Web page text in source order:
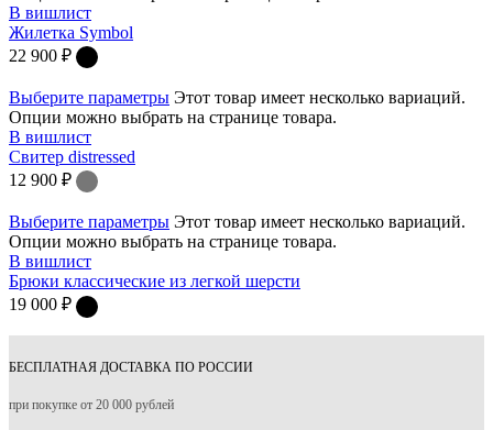
В вишлист
Жилетка Symbol
22 900 ₽
Выберите параметры Этот товар имеет несколько вариаций.
Опции можно выбрать на странице товара.
В вишлист
Свитер distressed
12 900 ₽
Выберите параметры Этот товар имеет несколько вариаций.
Опции можно выбрать на странице товара.
В вишлист
Брюки классические из легкой шерсти
19 000 ₽
БЕСПЛАТНАЯ ДОСТАВКА ПО РОССИИ
при покупке от 20 000 рублей